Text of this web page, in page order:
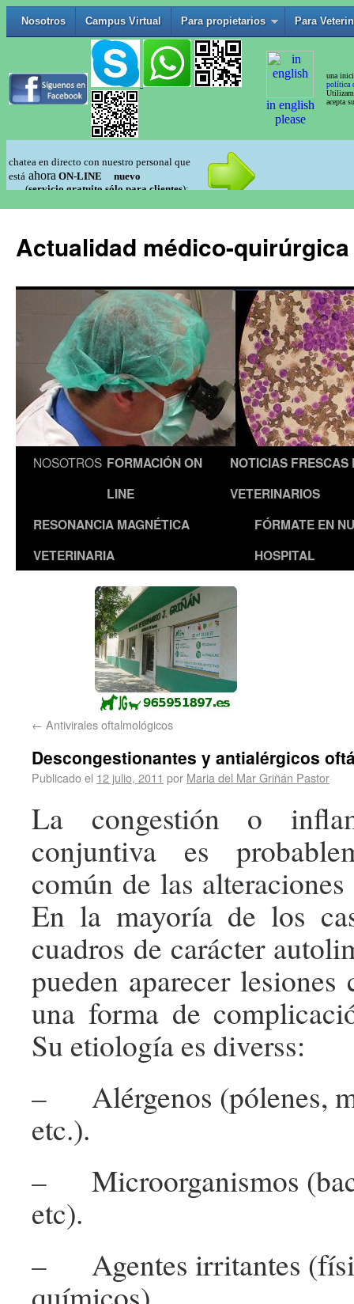
Actualidad médico-
NOSOTROS FORMACIÓN ON
LINE
NOTICIAS FRESCAS
VETERINARIOS
RESONANCIA MAGNÉTICA
VETERINARIA
FÓRMATE EN
HOSPITAL
← Antivirales oftalmológicos
Descongestionantes y antialérgicos
Publicado el 12 julio, 2011 por Maria del Mar Griñán Pastor
La congestión o
conjuntiva es
común de las
En la mayoría de los
cuadros de carácter
pueden aparecer lesiones
una forma de
Su etiología es diverss:
– Alérgenos (pólenes,
etc.).
– Microorganismos
etc).
– Agentes irritantes